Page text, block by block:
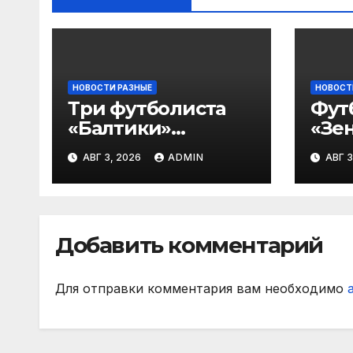
НОВОСТИ РАЗНЫЕ
Три футболиста
«Балтики»
включены в
символическую
сборную 2‑го тура
МАТЧ ПРЕМЬЕР
АВГ 3, 2026 ADMIN
«Не
— в
АВГ
Добавить комментарий
Для отправки комментария вам необходимо